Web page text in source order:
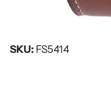
SKU: FS5414